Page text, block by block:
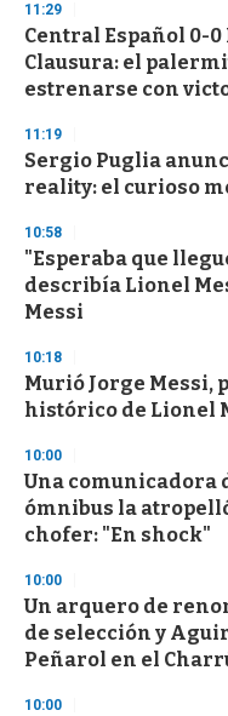
d
s
o
f
3
s
e
c
o
d
s
11:29
Central Español 0-
Clausura: el
estrenarse con
11:19
Sergio Puglia
reality: el curioso
10:58
"Esperaba que
describía Lionel
Messi
10:18
Murió Jorge Messi,
histórico de Lionel
10:00
Una comunicadora
ómnibus la
chofer: "En shock"
10:00
Un arquero de
de selección y
Peñarol en el
10:00